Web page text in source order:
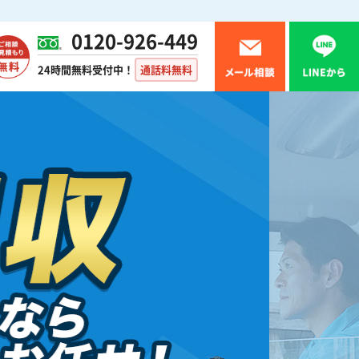
0120-926-449
24時間無料受付中！ 通話料無料